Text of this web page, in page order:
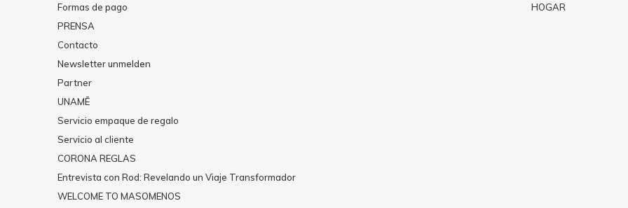
Formas de pago
PRENSA
Contacto
Newsletter unmelden
Partner
UNAMĒ
Servicio empaque de regalo
Servicio al cliente
CORONA REGLAS
Entrevista con Rod: Revelando un Viaje Transformador
WELCOME TO MASOMENOS
HOGAR